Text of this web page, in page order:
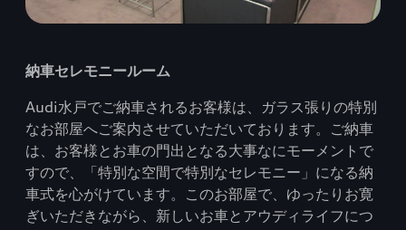
納車セレモニールーム
Audi水戸でご納車されるお客様は、ガラス張りの特別
なお部屋へご案内させていただいております。ご納車
は、お客様とお車の門出となる大事なにモーメントで
すので、「特別な空間で特別なセレモニー」になる納
車式を心がけています。このお部屋で、ゆったりお寛
ぎいただきながら、新しいお車とアウディライフにつ